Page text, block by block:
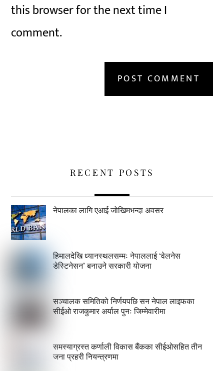
this browser for the next time I
comment.
RECENT POSTS
नेपालका लागि एआई जोखिमभन्दा अवसर
हिमालदेखि ध्यानस्थलसम्मः नेपाललाई ‘वेलनेस
डेस्टिनेसन’ बनाउने सरकारी योजना
सञ्चालक समितिको निर्णयपछि सन नेपाल लाइफका
सीईओ राजकुमार अर्याल पुनः जिम्मेवारीमा
समस्याग्रस्त कर्णाली विकास बैंकका सीईओसहित तीन
जना प्रहरी नियन्त्रणमा